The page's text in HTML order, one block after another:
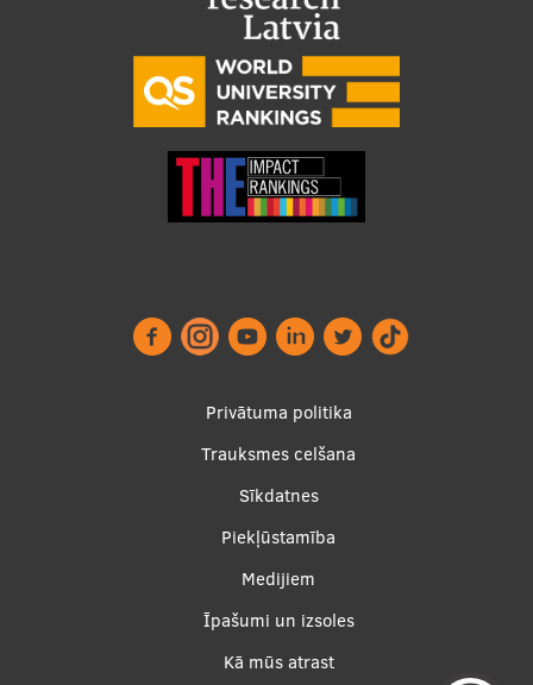
Privātuma politika
Trauksmes celšana
Sīkdatnes
Piekļūstamība
Medijiem
Īpašumi un izsoles
Kā mūs atrast